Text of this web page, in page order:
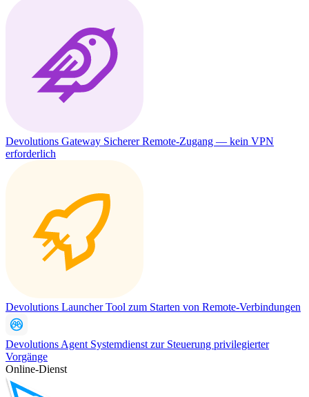
Devolutions Gateway Sicherer Remote-Zugang — kein VPN
erforderlich
Devolutions LauncherTool zum Starten von Remote-Verbindungen
Devolutions Agent Systemdienst zur Steuerung privilegierter
Vorgänge
Online-Dienst